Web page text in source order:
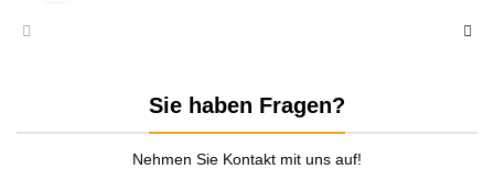
Sie haben Fragen?
Nehmen Sie Kontakt mit uns auf!